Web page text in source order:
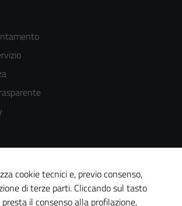
cookie tecnici e, previo consenso,
di terze parti. Cliccando sul tasto
il consenso alla profilazione,
la fruizione
funzionalità
del sito.